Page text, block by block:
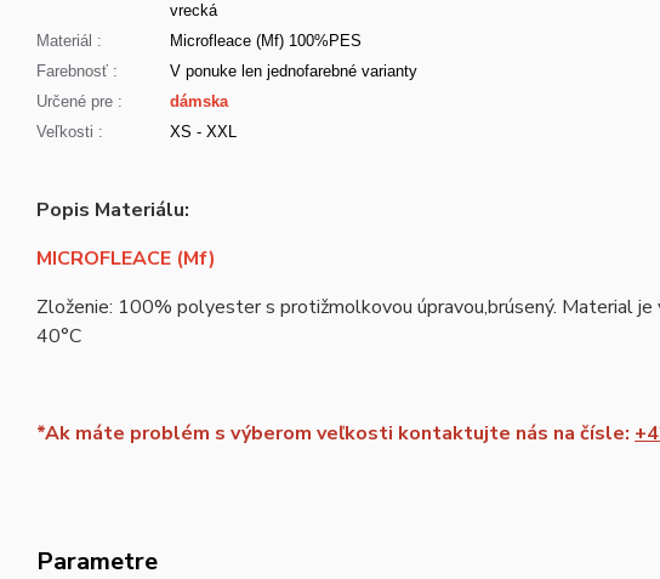
vrecká
Materiál :
Microfleace (Mf) 100%PES
Farebnosť :
V ponuke len jednofarebné varianty
Určené pre :
dámska
Veľkosti :
XS - XXL
Popis Materiálu:
MICROFLEACE (Mf)
Zloženie: 100% polyester s protižmolkovou úpravou,brúsený. Material
40°C
*Ak máte problém s výberom veľkosti kontaktujte nás na čísle:
Parametre